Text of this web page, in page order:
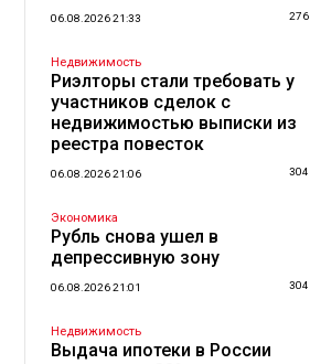
06.08.2026 21:33 276
Недвижимость
Риэлторы стали требовать у
участников сделок с
недвижимостью выписки из
реестра повесток
06.08.2026 21:06 304
Экономика
Рубль снова ушел в
депрессивную зону
06.08.2026 21:01 304
Недвижимость
Выдача ипотеки в России